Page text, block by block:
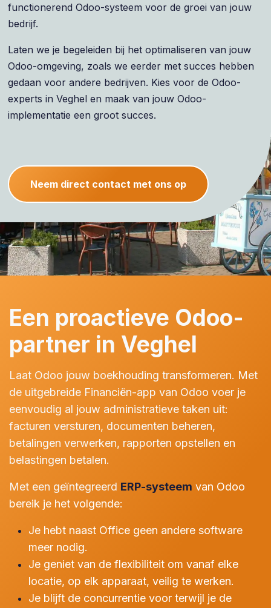
functionerend Odoo-systeem voor de groei van jouw
bedrijf.
Laten we je begeleiden bij het optimaliseren van jouw
Odoo-omgeving, zoals we eerder met succes hebben
gedaan voor andere bedrijven. Kies voor de Odoo-
experts in Veghel en maak van jouw Odoo-
implementatie een groot succes.
Neem direct contact met ons op
Een proactieve Odoo-
partner in Veghel
Laat Odoo jouw boekhouding transformeren. Met
de uitgebreide Financiën-app van Odoo voer je
eenvoudig al jouw administratieve taken uit:
facturen versturen, documenten beheren,
betalingen verwerken, rapporten opstellen en
belastingen betalen.
Met een geïntegreerd ERP-systeem van Odoo
bereik je het volgende:
Je hebt naast Office geen andere software
meer nodig.
Je geniet van de flexibiliteit om vanaf elke
locatie, op elk apparaat, veilig te werken.
Je blijft de concurrentie voor terwijl je de